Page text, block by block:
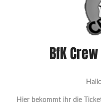
BfK
Hier bekommt ihr die